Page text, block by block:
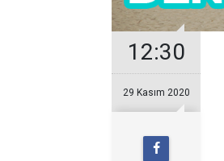
12:30
29 Kasım 2020